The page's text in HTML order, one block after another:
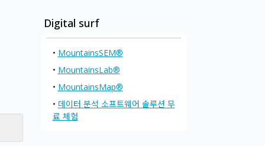
Digital surf
• MountainsSEM®
• MountainsLab®
• MountainsMap®
• 데이터 분석 소프트웨어 솔루션 무
료 체험